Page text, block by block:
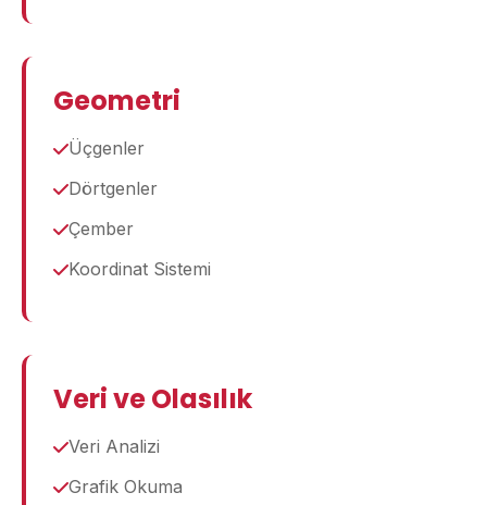
Geometri
Üçgenler
Dörtgenler
Çember
Koordinat Sistemi
Veri ve Olasılık
Veri Analizi
Grafik Okuma